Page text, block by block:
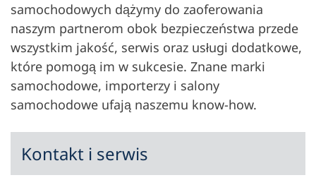
samochodowych dążymy do zaoferowania
naszym partnerom obok bezpieczeństwa przede
wszystkim jakość, serwis oraz usługi dodatkowe,
które pomogą im w sukcesie. Znane marki
samochodowe, importerzy i salony
samochodowe ufają naszemu know-how.
Kontakt i serwis